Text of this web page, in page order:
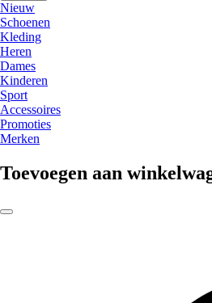
Nieuw
Schoenen
Kleding
Heren
Dames
Kinderen
Sport
Accessoires
Promoties
Merken
Toevoegen aan